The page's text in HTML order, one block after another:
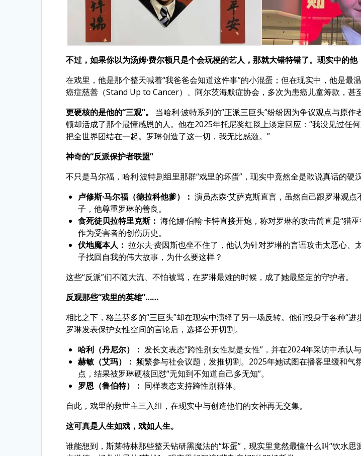
不过，如果你以为汤姆·费尔顿只是个会玩梗的艺人，那就大错特错了。现实中的他
在戏里，他是那个整天喊着“我爸爸会知道这件事”的小混蛋；但在现实中，他是最
癌症慈善（Stand Up to Cancer）、阿尔茨海默症协会，多次为患癌儿童筹款，甚
更硬核的是他的“三观”。
当哈利·波特系列的“正派三巨头”纷纷因为争议观点与原作
顿却活成了那个最懂感恩的人。他在2025年托尼奖红毯上淡定回应：“我没见过任
把全世界团结在一起。罗琳创造了这一切，我无比感激。”
神奇的“反派保护者联盟”
不只是马尔福，哈利·波特剧组里那群“戏里的坏蛋”，现实中竟然全是敢说真话的硬
卢修斯·马尔福（德拉科他爹）： 演员杰森·艾萨克斯直言，虽然自己跟罗琳观
子，他尊重罗琳的善良。
食死徒贝拉特里克斯： 海伦娜·伯翰·卡特直接开炮，称对罗琳的攻击简直是“猎
作为受害者的创伤历史。
伏地魔本人： 拉尔夫·费因斯也坐不住了，他认为针对罗琳的言语攻击太恶心、
子找回自我的伟大故事，为什么要这样？
这些“反派”们不随大流、不怕被骂，在罗琳最难的时候，成了她最坚定的守护者。
反观那些“戏里的英雄”……
相比之下，格兰芬多的“三巨头”却在现实中演绎了另一场反转。他们投身于各种“进
罗琳发表保护女性空间的言论后，选择公开切割。
哈利（丹尼尔）： 发长文表态“跨性别女性就是女性”，并在2024年采访中承认与
赫敏（艾玛）： 频繁参与社会议题，发推切割。2025年她试图在播客里缓和气
点，结果被罗琳硬核回怼“无知到不知道自己多无知”。
罗恩（鲁伯特）： 同样表态支持跨性别群体。
自此，戏里的救世主三入组，在现实中与创造他们的女神再无交集。
这可真是人生如戏，戏如人生。
谁能想到，斯莱特林那些整天钻研黑魔法的“坏蛋”，现实里竟然最懂什么叫“饮水思